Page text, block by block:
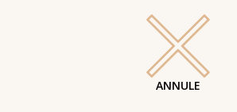
ANNULE